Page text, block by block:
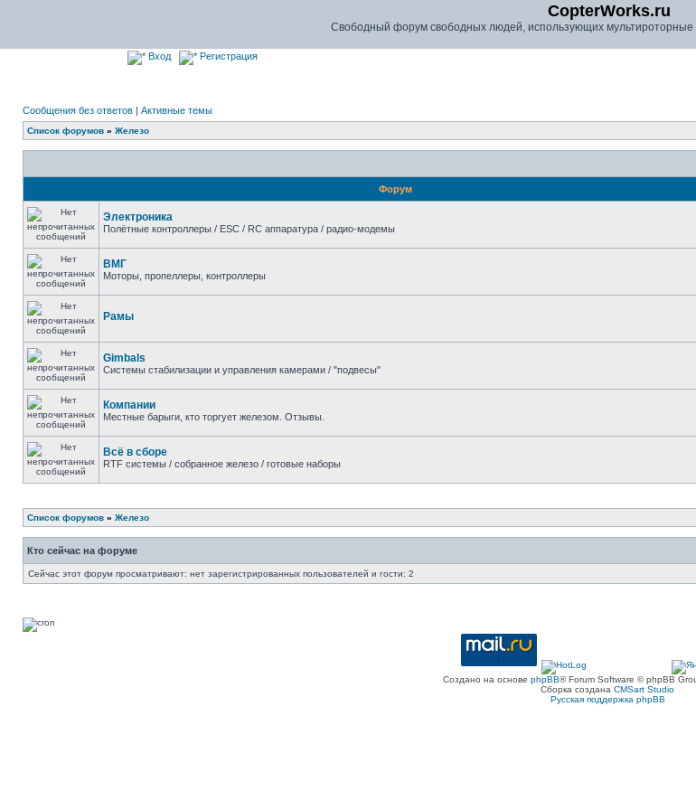
CopterWorks.ru
Свободный форум свободных людей, использующих мультироторные
Вход Регистрация
Сообщения без ответов | Активные темы
Список форумов » Железо
Форум
Электроника
Полётные контроллеры / ESC / RC аппаратура / радио-модемы
ВМГ
Моторы, пропеллеры, контроллеры
Рамы
Gimbals
Системы стабилизации и управления камерами / "подвесы"
Компании
Местные барыги, кто торгует железом. Отзывы.
Всё в сборе
RTF системы / собранное железо / готовые наборы
Список форумов » Железо
Кто сейчас на форуме
Сейчас этот форум просматривают: нет зарегистрированных пользователей и гости: 2
Создано на основе phpBB® Forum Software © phpBB
Сборка создана CMSart Studio
Русская поддержка phpBB